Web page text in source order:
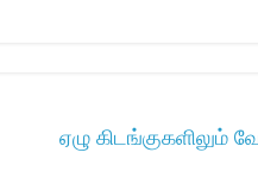
ஏழு கிடங்குகளிலும்